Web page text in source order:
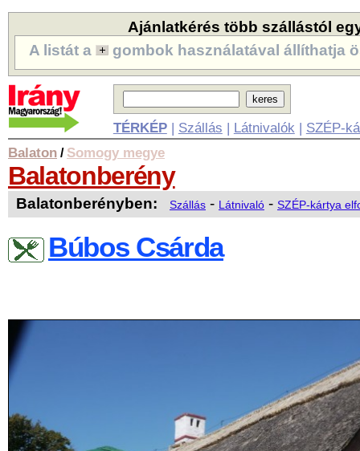
Ajánlatkérés több szállástól
A listát a
gombok használatával állíthatja
TÉRKÉP| Szállás | Látnivalók | SZÉP-
Balaton / Somogy megye
Balatonberény
Balatonberényben: Szállás - Látnivaló - SZÉP-kártya
Búbos Csárda